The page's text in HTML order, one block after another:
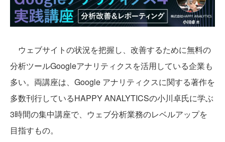
ウェブサイトの状況を把握し、改善するために無料の
分析ツールGoogleアナリティクスを活用している企業も
多い。両講座は、Google アナリティクスに関する著作を
多数刊行しているHAPPY ANALYTICSの小川卓氏に学ぶ
3時間の集中講座で、ウェブ分析業務のレベルアップを
目指すもの。